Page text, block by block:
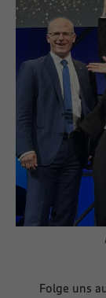
Folge uns